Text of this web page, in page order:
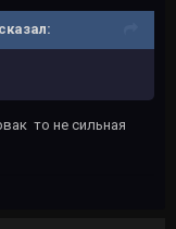
сказал:
то не сильная